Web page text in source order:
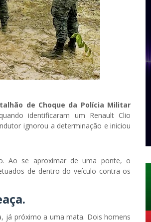
de Choque da Polícia Militar
identificaram um Renault Clio
ignorou a determinação e iniciou
Ao se aproximar de uma ponte, o
de dentro do veículo contra os
já próximo a uma mata. Dois homens